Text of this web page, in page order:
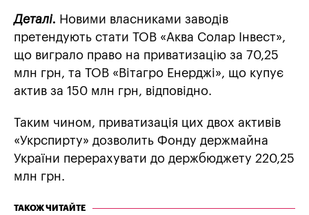
Деталі. Новими власниками заводів
претендують стати ТОВ «Аква Солар Інвест»,
що виграло право на приватизацію за 70,25
млн грн, та ТОВ «Вітагро Енерджі», що купує
актив за 150 млн грн, відповідно.
Таким чином, приватизація цих двох активів
«Укрспирту» дозволить Фонду держмайна
України перерахувати до держбюджету 220,25
млн грн.
ТАКОЖ ЧИТАЙТЕ